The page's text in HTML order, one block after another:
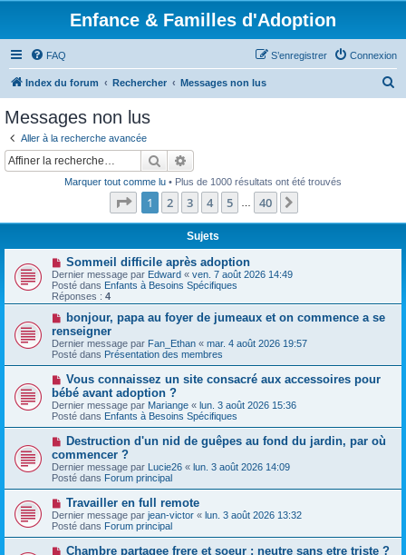
Enfance & Familles d'Adoption
FAQ Connexion
S’enregistrer
Index du forum Rechercher Messages non lus
Messages non lus
Aller à la recherche avancée
Rechercher
Marquer tout comme lu • Plus de 1000 résultats ont été trouvés
Page 1sur40
1 2 3 4 5 40
Sujets
N
o
u
v
e
a
u
m
e
s
s
a
g
e
Sommeil difficile après adoption
Dernier message par Edward « ven. 7 août 2026 14:49
Posté dans Enfants à Besoins Spécifiques
Réponses : 4
N
u
v
e
a
u
m
e
s
a
g
e
bonjour, papa au foyer de jumeaux et on commence a se
renseigner
Dernier message par Fan_Ethan « mar. 4 août 2026 19:57
Posté dans Présentation des membres
N
o
u
v
e
a
m
e
s
a
e
Vous connaissez un site consacré aux accessoires pour
bébé avant adoption ?
Dernier message par Mariange « lun. 3 août 2026 15:36
Posté dans Enfants à Besoins Spécifiques
N
u
v
e
a
m
e
s
s
Destruction d'un nid de guêpes au fond du jardin, par où
commencer ?
Dernier message par Lucie26 « lun. 3 août 2026 14:09
Posté dans Forum principal
N
o
u
v
Travailler en full remote
Dernier message par jean-victor « lun. 3 août 2026 13:32
Posté dans Forum principal
NChambre partagee frere et soeur : neutre sans etre triste ?